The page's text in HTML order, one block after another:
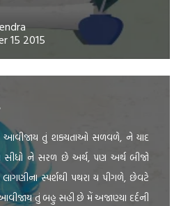
15 2015
આવીજાય તું શક્યતાઓ સળવળે, ને યાદ
સીધો ને સરળ છે અર્થ, પણ અર્થ બીજો
સ્પર્શથી પથરા ય પીગળે, છેવટે
તું બહુ સહી છે મેં અજાણ્યા દર્દની